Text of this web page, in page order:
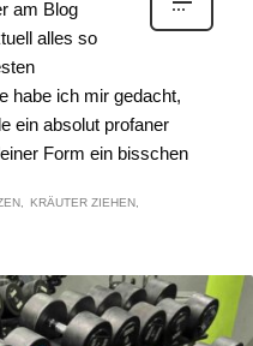
am Blog
alles so
habe ich mir gedacht,
ein absolut profaner
Form ein bisschen
KRÄUTER ZIEHEN